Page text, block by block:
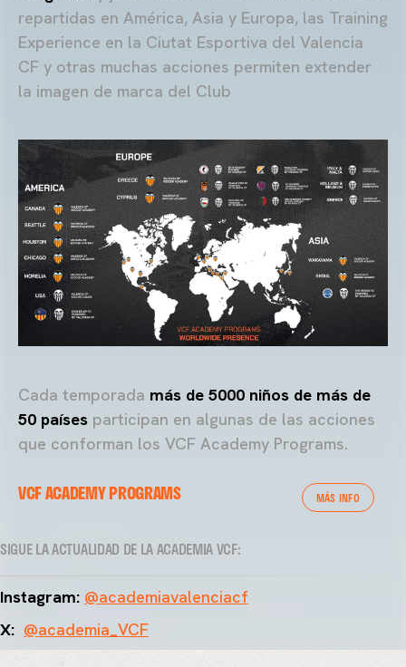
repartidas en América, Asia y Europa, las Training
Experience en la Ciutat Esportiva del Valencia
CF y otras muchas acciones permiten extender
la imagen de marca del Club
Cada temporada más de 5000 niños de más de
50 países participan en algunas de las acciones
que conforman los VCF Academy Programs.
VCF ACADEMY PROGRAMS MÁS INFO
SIGUE LA ACTUALIDAD DE LA ACADEMIA VCF:
Instagram: @academiavalenciacf
X: @academia_VCF